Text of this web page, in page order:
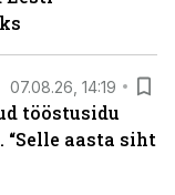
07.08.26, 14:19
tööstusidu
aasta siht